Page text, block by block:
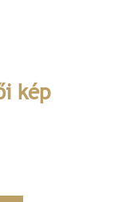
kép